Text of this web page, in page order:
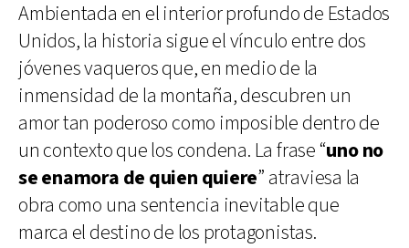
Ambientada en el interior profundo de Estados
Unidos, la historia sigue el vínculo entre dos
jóvenes vaqueros que, en medio de la
inmensidad de la montaña, descubren un
amor tan poderoso como imposible dentro de
un contexto que los condena. La frase “uno no
se enamora de quien quiere” atraviesa la
obra como una sentencia inevitable que
marca el destino de los protagonistas.